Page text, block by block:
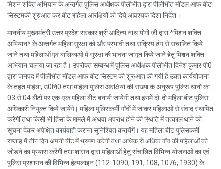
मिशन शक्ति अभियान के अन्तर्गत पुलिस अधीक्षक पीलीभीत द्वारा पीलीभीत मॉडल आफ बीट
सिस्टमकी शुरुआत कर बीट महिला आरक्षियों को दिये आवश्यक दिशा निर्देश।
माननीय मुख्यमंत्री उत्तर प्रदेश सरकार श्री आदित्य नाथ योगी जी द्वारा *मिशन शक्ति
अभियान* के अन्तर्गत महिला सुरक्षा को और प्रभावी तथा सक्रिय ढंग से संचालित किये
जाने तथा महिलाओं एवं बालिकाओं में सुरक्षा की भावना जागृत किये जाने हेतु मिशन शक्ति
अभियान चलाया जा रहा है। उपरोक्त सम्बन्ध में पुलिस अधीक्षक पीलीभीत दिनेश कुमार पी0
द्वारा जनपद में पीलीभीत मॉडल आफ बीट सिस्टम की शुरुआत की गयी है उक्त कार्ययोजना
के तहत महिला, उ0नि0 तथा महिला पुलिस आरक्षियों की संख्या के अनुरूप पुलिस थानों की
03 से 04 बीटों पर एक-एक महिला बीट बनायी जायेगी तथा इसमें दो-दो महिला बीट पुलिस
अधिकारी नियुक्त किये जायेंगे। महिला पुलिसकर्मी गाँवों में जाकर महिलाओं से संवाद स्थापित
करेगीं तथा किसी भी हिंसा के मामले में अथवा अपराध होने की स्थिति में तत्काल थाने को
सूचना देकर अपेक्षित कार्यवाही कराना सुनिश्चित करायेंगें। यह महिला बीट पुलिसकर्मी
सप्ताह में तीन दिन अपनी बीट में भ्रमण करेगी तथा अधिक से अधिक गाँव की महिलाओं को
जोड़ने का प्रयास करेंगी तथा शासन द्वारा महिलाओं हेतु संचालित विभिन्न योजनाओं का एवं
पुलिस प्रशासन की विभिन्न हेल्पलाइन (112, 1090, 191, 108, 1076, 1930) के